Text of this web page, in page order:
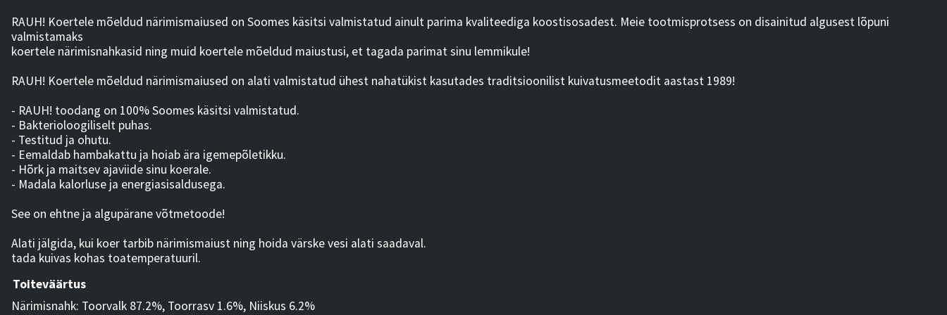
RAUH! Koertele mõeldud närimismaiused on Soomes käsitsi valmistatud ainult parima kvaliteediga koostisosadest. Meie tootmisprotsess on disainitud algusest lõpuni
valmistamaks
koertele närimisnahkasid ning muid koertele mõeldud maiustusi, et tagada parimat sinu lemmikule!
RAUH! Koertele mõeldud närimismaiused on alati valmistatud ühest nahatükist kasutades traditsioonilist kuivatusmeetodit aastast 1989!
- RAUH! toodang on 100% Soomes käsitsi valmistatud.
- Bakterioloogiliselt puhas.
- Testitud ja ohutu.
- Eemaldab hambakattu ja hoiab ära igemepõletikku.
- Hõrk ja maitsev ajaviide sinu koerale.
- Madala kalorluse ja energiasisaldusega.
See on ehtne ja algupärane võtmetoode!
Alati jälgida, kui koer tarbib närimismaiust ning hoida värske vesi alati saadaval.
tada kuivas kohas toatemperatuuril.
Toiteväärtus
Närimisnahk: Toorvalk 87.2%, Toorrasv 1.6%, Niiskus 6.2%